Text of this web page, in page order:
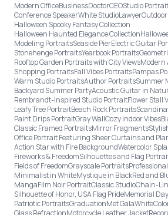
Modern OfficeBusinessDoctorCEOStudio
Conference SpeakerWhite StudioLawyer
Halloween Spooky Fantasy Collection
Halloween Haunted Elegance Collection
Modeling PortraitsSeaside PierElectric Guitar
Stonehenge PortraitsYearbook Portraits
Rooftop Garden Portraits with City ViewsModern
Shopping PortraitsFall Vibes PortraitsPampas
Warm Studio PortraitsAuthor PortraitsSummer
Backyard Summer PartyAcoustic Guitar in
Rembrandt-Inspired Studio PortraitFlower Stall
Leafy Tree PortraitBeach Rock Portraits
Paint Drips PortraitGray WallCozy Indoor Vibes
Classic Framed PortraitsMirror Fragments
Office Portrait Featuring Sheer Curtains and
Action Star with Fire BackgroundWatercolor
Fireworks & FreedomSilhouettes and Flag
Fields of FreedomGrayscale Portraits
Minimalist in WhiteMystique in BlackRed and
MangaFilm Noir PortraitClassic StudioChain-
Silhouette of Honor, USA Flag PrideMemorial Day
Patriotic PortraitsGraduationMet GalaWhite